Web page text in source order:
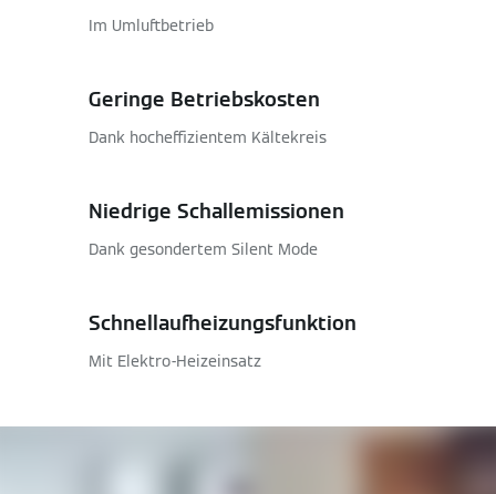
Im Umluftbetrieb
Geringe Betriebskosten
Dank hocheffizientem Kältekreis
Niedrige Schallemissionen
Dank gesondertem Silent Mode
Schnellaufheizungsfunktion
Mit Elektro-Heizeinsatz